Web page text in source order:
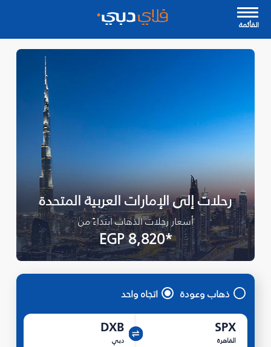
القأئمة
رحلات إلى الإمارات العربية المتحدة
أسعار رحلات الذهاب ابتداءً من
*EGP 8,820
ذهاب وعودة اتجاه واحد
SPX
القاهرة
DXB
دبي